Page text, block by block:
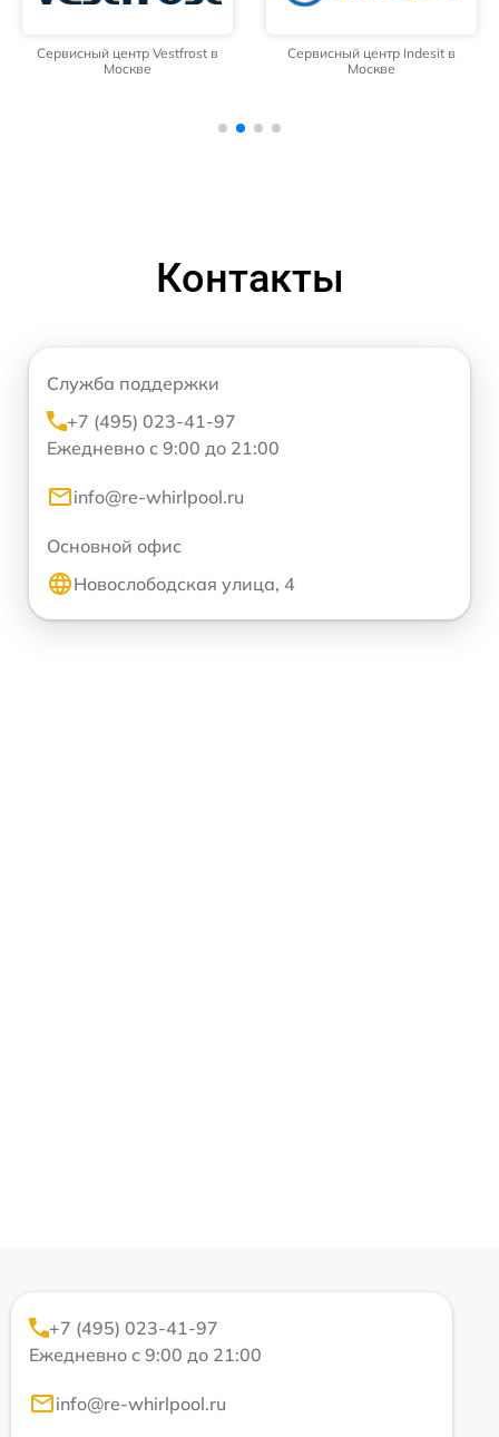
Сервисный центр Vestfrost в
Москве
Сервисный центр Indesit в
Москве
Контакты
Служба поддержки
+7 (495) 023-41-97
Ежедневно с 9:00 до 21:00
info@re-whirlpool.ru
Основной офис
Новослободская улица, 4
+7 (495) 023-41-97
Ежедневно с 9:00 до 21:00
info@re-whirlpool.ru